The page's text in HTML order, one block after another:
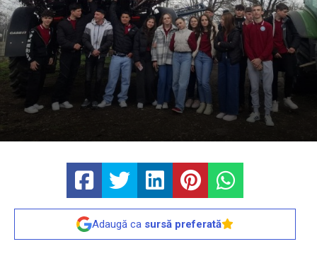
Adaugă ca sursă preferată